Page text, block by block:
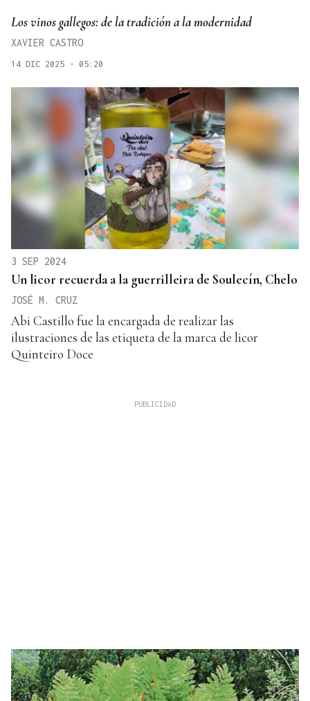
Los vinos gallegos: de la tradición a la modernidad
XAVIER CASTRO
14 DIC 2025 - 05:20
3 SEP 2024
Un licor recuerda a la guerrilleira de Soulecín, Chelo
JOSÉ M. CRUZ
Abi Castillo fue la encargada de realizar las
ilustraciones de las etiqueta de la marca de licor
Quinteiro Doce